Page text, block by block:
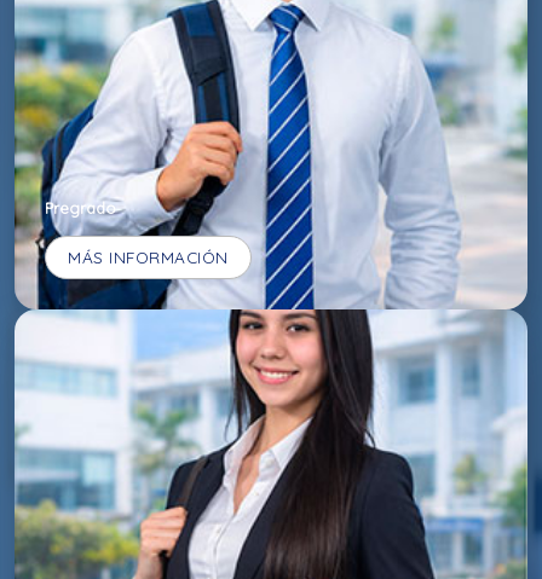
Pregrado
MÁS INFORMACIÓN